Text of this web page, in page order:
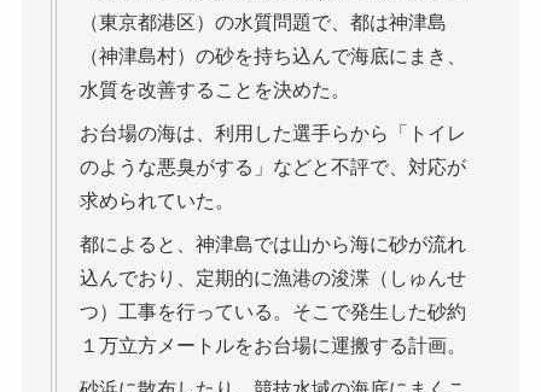
（東京都港区）の水質問題で、都は神津島
（神津島村）の砂を持ち込んで海底にまき、
水質を改善することを決めた。
お台場の海は、利用した選手らから「トイレ
のような悪臭がする」などと不評で、対応が
求められていた。
都によると、神津島では山から海に砂が流れ
込んでおり、定期的に漁港の浚渫（しゅんせ
つ）工事を行っている。そこで発生した砂約
１万立方メートルをお台場に運搬する計画。